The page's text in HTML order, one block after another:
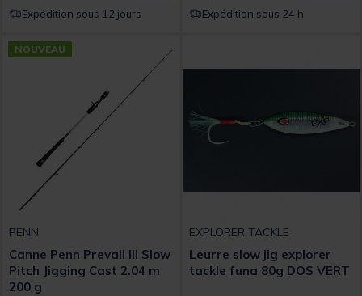
Expédition sous 12 jours Expédition sous 24 h
NOUVEAU
PENN
Canne Penn Prevail III Slow
Pitch Jigging Cast 2.04 m
200 g
EXPLORER TACKLE
Leurre slow jig explorer
tackle funa 80g DOS VERT